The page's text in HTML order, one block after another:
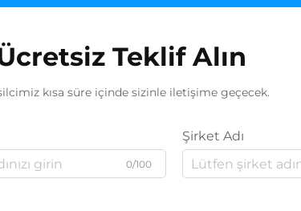
Teklif Alın
kısa süre içinde sizinle iletişime geçecek.
0/100
Şirket Adı